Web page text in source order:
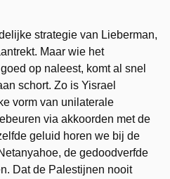
strategie van Lieberman,
Maar wie het
op naleest, komt al snel
schort. Zo is Yisrael
vorm van unilaterale
via akkoorden met de
geluid horen we bij de
de gedoodverfde
Dat de Palestijnen nooit